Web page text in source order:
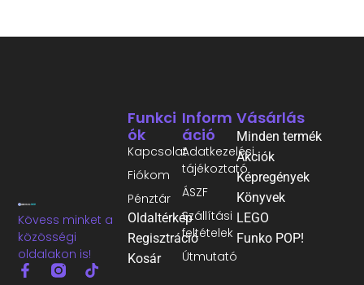
Kövess minket a
közösségi
oldalakon is!
Inform
Áció
Adatkezelési
tájékoztató
ÁSZF
Szállítási
feltételek
Útmutató
Funkci
Ók
Kapcsolat
Fiókom
Pénztár
Oldaltérkép
Regisztráció
Kosár
Vásárlás
Minden termék
Akciók
Képregények
Könyvek
LEGO
Funko POP!